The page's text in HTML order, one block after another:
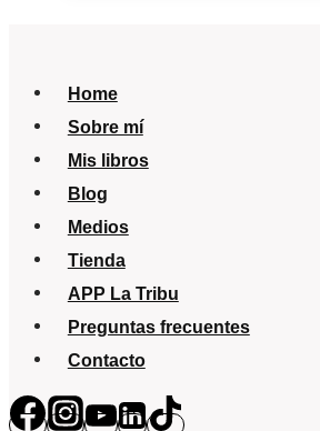
Home
Sobre mí
Mis libros
Blog
Medios
Tienda
APP La Tribu
Preguntas frecuentes
Contacto